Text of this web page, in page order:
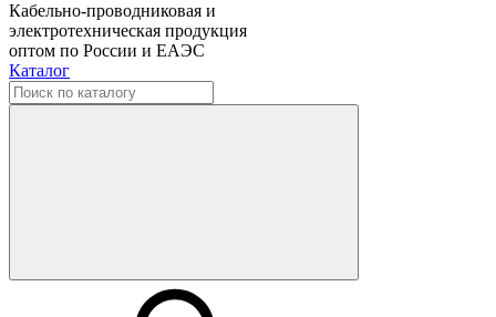
Кабельно-проводниковая и
электротехническая продукция
оптом по России и ЕАЭС
Каталог